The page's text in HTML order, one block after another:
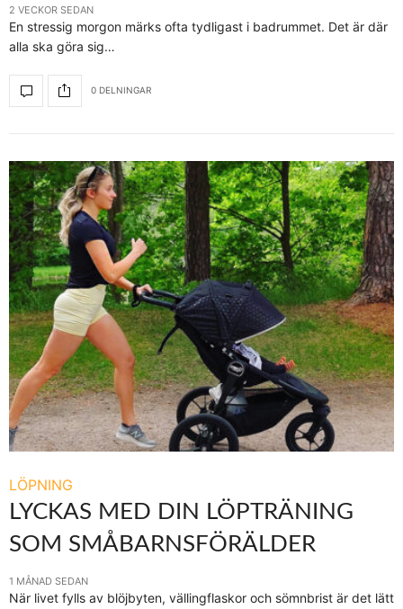
2 VECKOR SEDAN
En stressig morgon märks ofta tydligast i badrummet. Det är där
alla ska göra sig…
0 DELNINGAR
LÖPNING
LYCKAS MED DIN LÖPTRÄNING
SOM SMÅBARNSFÖRÄLDER
1 MÅNAD SEDAN
När livet fylls av blöjbyten, vällingflaskor och sömnbrist är det lätt